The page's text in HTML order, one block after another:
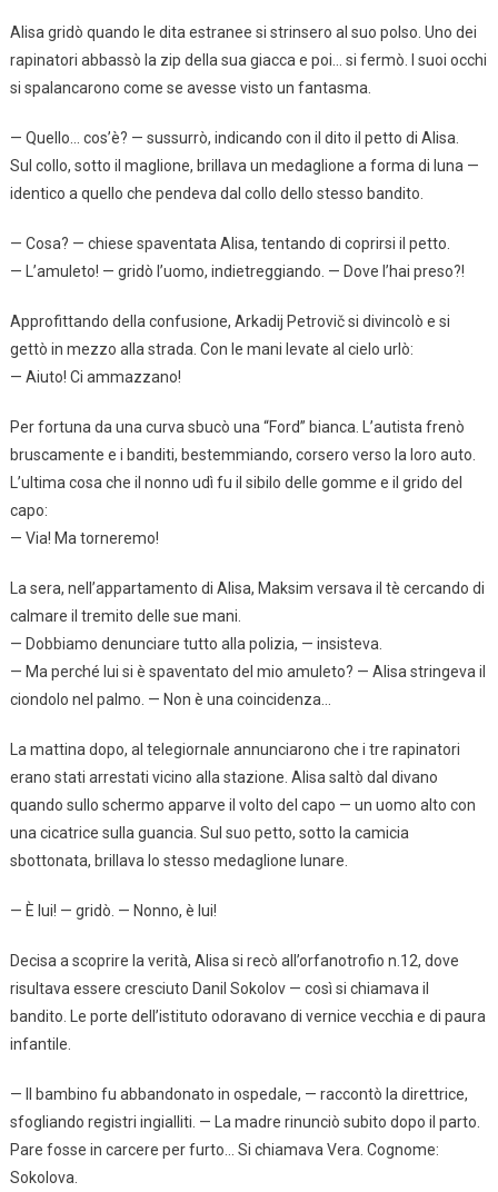
Alisa gridò quando le dita estranee si strinsero al suo polso. Uno dei
rapinatori abbassò la zip della sua giacca e poi… si fermò. I suoi occhi
si spalancarono come se avesse visto un fantasma.
— Quello… cos’è? — sussurrò, indicando con il dito il petto di Alisa.
Sul collo, sotto il maglione, brillava un medaglione a forma di luna —
identico a quello che pendeva dal collo dello stesso bandito.
— Cosa? — chiese spaventata Alisa, tentando di coprirsi il petto.
— L’amuleto! — gridò l’uomo, indietreggiando. — Dove l’hai preso?!
Approfittando della confusione, Arkadij Petrovič si divincolò e si
gettò in mezzo alla strada. Con le mani levate al cielo urlò:
— Aiuto! Ci ammazzano!
Per fortuna da una curva sbucò una “Ford” bianca. L’autista frenò
bruscamente e i banditi, bestemmiando, corsero verso la loro auto.
L’ultima cosa che il nonno udì fu il sibilo delle gomme e il grido del
capo:
— Via! Ma torneremo!
La sera, nell’appartamento di Alisa, Maksim versava il tè cercando di
calmare il tremito delle sue mani.
— Dobbiamo denunciare tutto alla polizia, — insisteva.
— Ma perché lui si è spaventato del mio amuleto? — Alisa stringeva il
ciondolo nel palmo. — Non è una coincidenza…
La mattina dopo, al telegiornale annunciarono che i tre rapinatori
erano stati arrestati vicino alla stazione. Alisa saltò dal divano
quando sullo schermo apparve il volto del capo — un uomo alto con
una cicatrice sulla guancia. Sul suo petto, sotto la camicia
sbottonata, brillava lo stesso medaglione lunare.
— È lui! — gridò. — Nonno, è lui!
Decisa a scoprire la verità, Alisa si recò all’orfanotrofio n.12, dove
risultava essere cresciuto Danil Sokolov — così si chiamava il
bandito. Le porte dell’istituto odoravano di vernice vecchia e di paura
infantile.
— Il bambino fu abbandonato in ospedale, — raccontò la direttrice,
sfogliando registri ingialliti. — La madre rinunciò subito dopo il parto.
Pare fosse in carcere per furto… Si chiamava Vera. Cognome:
Sokolova.